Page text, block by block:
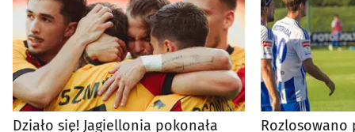
Działo się! Jagiellonia pokonała
Rozlosowano